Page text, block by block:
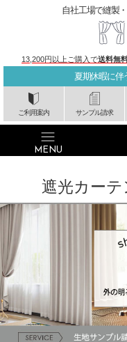
夏期休暇に伴
ご利用案内 サンプル請求
自社工場で縫製
13,200円以上ご購入で送料無
遮光カーテ